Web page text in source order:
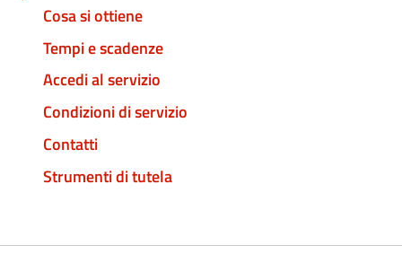
Cosa si ottiene
Tempi e scadenze
Accedi al servizio
Condizioni di servizio
Contatti
Strumenti di tutela